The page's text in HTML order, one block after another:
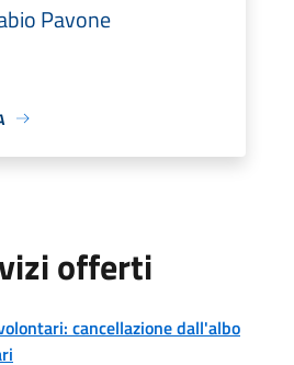
Pavone
offerti
cancellazione dall'albo